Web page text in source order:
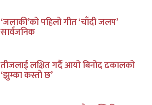
‘जलाकी’को पहिलो गीत ‘चाँदी जलप’
सार्वजनिक
तीजलाई लक्षित गर्दै आयो बिनोद ढकालको
‘झुम्का कस्तो छ’